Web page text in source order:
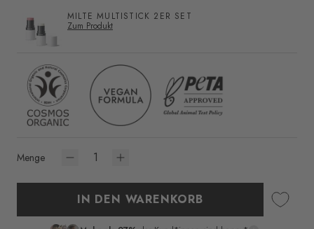
MILTE MULTISTICK 2ER SET
Zum Produkt
Menge
IN DEN WARENKORB